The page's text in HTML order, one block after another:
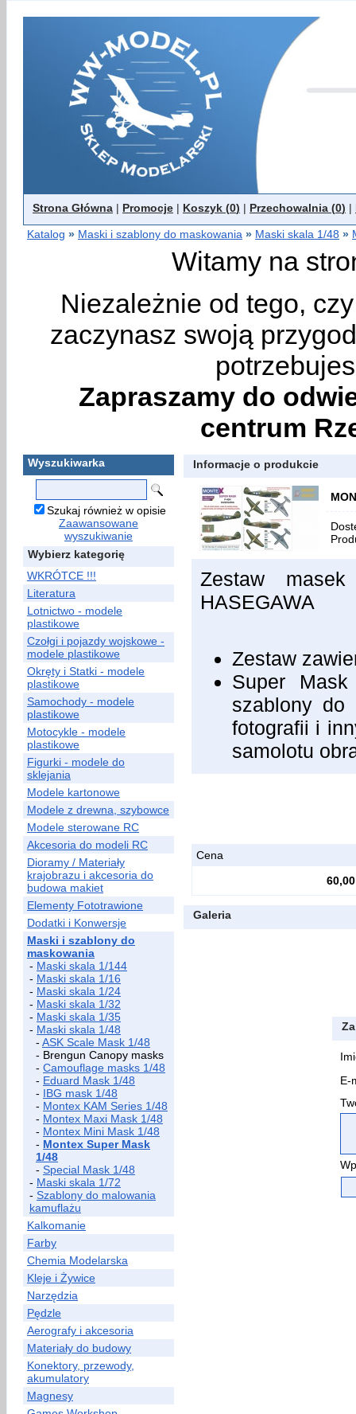
Strona Główna | Promocje | Koszyk (0) | Przechowalnia (0) |
Katalog » Maski i szablony do maskowania » Maski skala 1/48 »
Witamy na
Niezależnie od tego,
zaczynasz swoją
Zapraszamy do
centrum
Wyszukiwarka
Szukaj również w opisie
Zaawansowane
wyszukiwanie
Wybierz kategorię
WKRÓTCE !!!
Literatura
Lotnictwo - modele
plastikowe
Czołgi i pojazdy wojskowe -
modele plastikowe
Okręty i Statki - modele
plastikowe
Samochody - modele
plastikowe
Motocykle - modele
plastikowe
Figurki - modele do
sklejania
Modele kartonowe
Modele z drewna, szybowce
Modele sterowane RC
Akcesoria do modeli RC
Dioramy / Materiały
krajobrazu i akcesoria do
budowa makiet
Elementy Fototrawione
Dodatki i Konwersje
Maski i szablony do
maskowania
- Maski skala 1/144
- Maski skala 1/16
- Maski skala 1/24
- Maski skala 1/32
- Maski skala 1/35
- Maski skala 1/48
- ASK Scale Mask 1/48
- Brengun Canopy masks
- Camouflage masks 1/48
- Eduard Mask 1/48
- IBG mask 1/48
- Montex KAM Series 1/48
- Montex Maxi Mask 1/48
- Montex Mini Mask 1/48
- Montex Super Mask
1/48
- Special Mask 1/48
- Maski skala 1/72
- Szablony do malowania
kamuflażu
Kalkomanie
Farby
Chemia Modelarska
Kleje i Żywice
Narzędzia
Pędzle
Aerografy i akcesoria
Materiały do budowy
Konektory, przewody,
akumulatory
Magnesy
Informacje o produkcie
Zestaw
HASEGAWA
Zestaw
Super
szablony do
fotografii i
samolotu
Cena
60,00
Galeria
E-